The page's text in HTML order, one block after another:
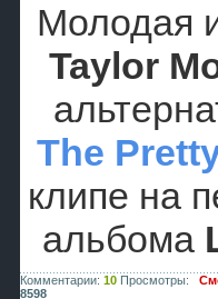
Молодая
Taylor
The
клипе на
альбома
Комментарии: 10 Просмотры:
8598